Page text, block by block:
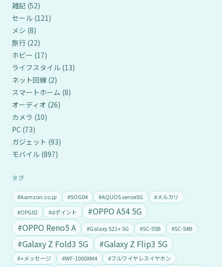
雑記 (52)
セール (121)
メシ (8)
旅行 (22)
ホビー (17)
ライフスタイル (13)
ネット回線 (2)
スマートホーム (8)
オーディオ (26)
カメラ (10)
PC (73)
ガジェット (93)
モバイル (897)
タグ
#Aamzon.co.jp #SOG04 #AQUOS sense5G
#メルカリ
#OPG02
#dポイント
#OPPO A54 5G
#OPPO Reno5 A
#Galaxy S21+ 5G #SC-55B #SC-54B
#Galaxy Z Fold3 5G #Galaxy Z Flip3 5G
#+メッセージ #WF-1000XM4
#フルワイヤレスイヤホン